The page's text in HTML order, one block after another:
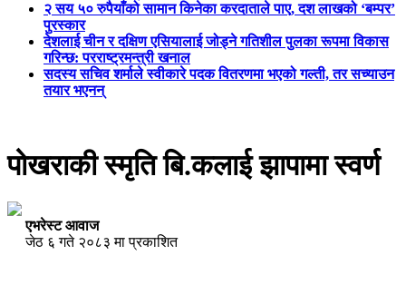
२ सय ५० रुपैयाँको सामान किनेका करदाताले पाए, दश लाखको ‘बम्पर’
पुरस्कार
देशलाई चीन र दक्षिण एसियालाई जोड्ने गतिशील पुलका रूपमा विकास
गरिन्छ: परराष्ट्रमन्त्री खनाल
सदस्य सचिव शर्माले स्वीकारे पदक वितरणमा भएको गल्ती, तर सच्याउन
तयार भएनन्
पोखराकी स्मृति बि.कलाई झापामा स्वर्ण
एभरेस्ट आवाज
जेठ ६ गते २०८३ मा प्रकाशित